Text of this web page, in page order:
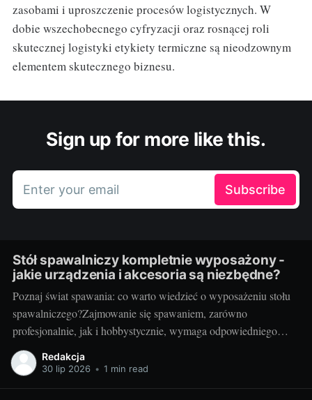
zasobami i uproszczenie procesów logistycznych. W
dobie wszechobecnego cyfryzacji oraz rosnącej roli
skutecznej logistyki etykiety termiczne są nieodzownym
elementem skutecznego biznesu.
Sign up for more like this.
Enter your email Subscribe
Stół spawalniczy kompletnie wyposażony -
jakie urządzenia i akcesoria są niezbędne?
Poznaj świat spawania: co warto wiedzieć o wyposażeniu stołu
spawalniczego?Zajmowanie się spawaniem, zarówno
profesjonalnie, jak i hobbystycznie, wymaga odpowiedniego
wyposażenia stołu spawalniczego. Wybór odpowiednich
akcesoriów jest kluczowy dla wydajności i bezpieczeństwa
Redakcja
30 lip 2026 • 1 min read